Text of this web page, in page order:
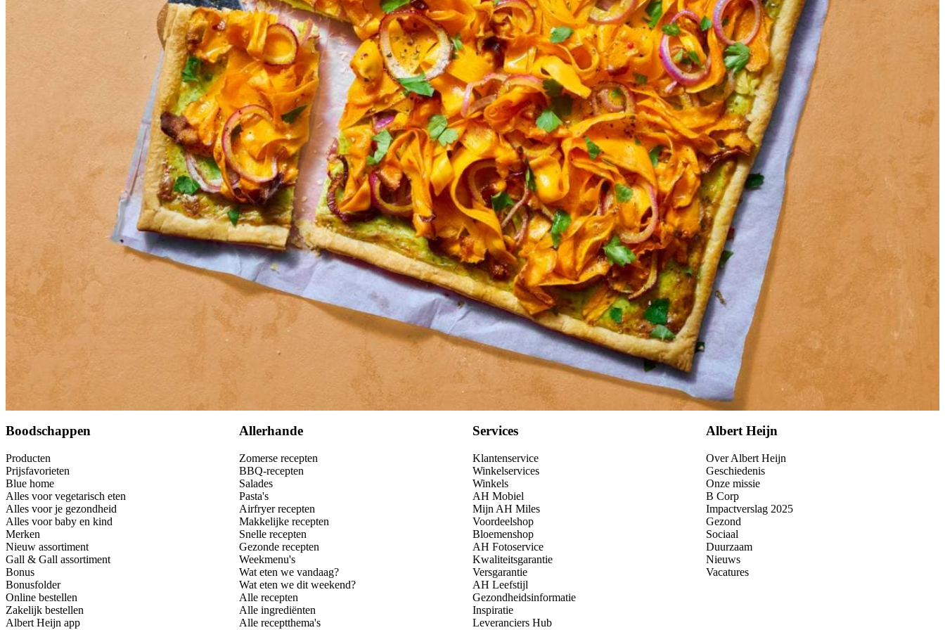
Zaanse Hoeve geraspte kaas mild 30+
gemalen komijnzaad
milde olijfolie
Kies producten
Dit heb je nodig
Boodschappen
Producten
Prijsfavorieten
Blue home
Alles voor vegetarisch eten
Alles voor je gezondheid
Alles voor baby en kind
Merken
Nieuw assortiment
Gall & Gall assortiment
Bonus
Bonusfolder
Online bestellen
Zakelijk bestellen
Albert Heijn app
Allerhande
Zomerse recepten
BBQ-recepten
Salades
Pasta's
Airfryer recepten
Makkelijke recepten
Snelle recepten
Gezonde recepten
Weekmenu's
Wat eten we vandaag?
Wat eten we dit weekend?
Alle recepten
Alle ingrediënten
Alle receptthema's
Services
Klantenservice
Winkelservices
Winkels
AH Mobiel
Mijn AH Miles
Voordeelshop
Bloemenshop
AH Fotoservice
Kwaliteitsgarantie
Versgarantie
AH Leefstijl
Gezondheidsinformatie
Inspiratie
Leveranciers Hub
Albert Heijn
Over Albert Heijn
Geschiedenis
Onze missie
B Corp
Impactverslag 2025
Gezond
Sociaal
Duurzaam
Nieuws
Vacatures